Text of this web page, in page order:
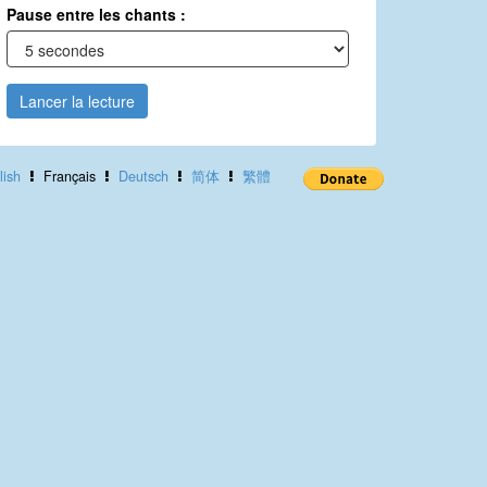
Pause entre les chants :
Lancer la lecture
Français Deutsch 简体 繁體